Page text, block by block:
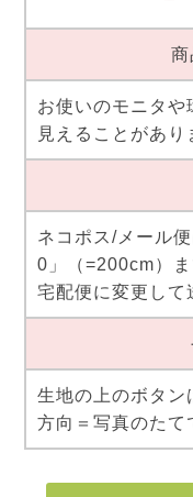
商
お使いのモニタや
見えることがあり
ネコポス/メール
0」（=200cm）
宅配便に変更して
生地の上のボタン
方向＝写真のたて